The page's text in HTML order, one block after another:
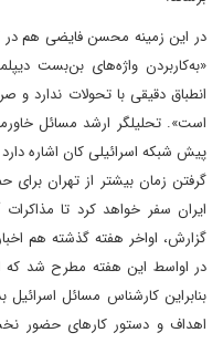
در این زمینه محسن فایضی هم در
«به‌کاربردن واژه‌های بن‌بست
انطباق دقیقی با تحولات ندارد و
پیش شبکه اسرائیلی کان اشاره
گرفتن زمان بیشتر از تهران برای
ایران سفر خواهد کرد تا
گزارش، اواخر هفته گذشته هم
در اواسط این هفته مطرح شد که
بنابراین کارشناس مسائل
اهداف و دستور کارهای حضور